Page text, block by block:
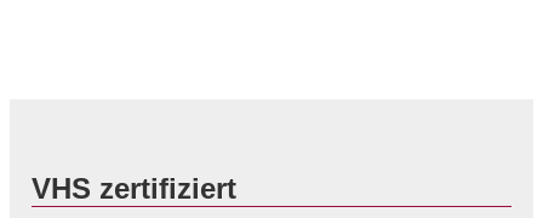
VHS zertifiziert